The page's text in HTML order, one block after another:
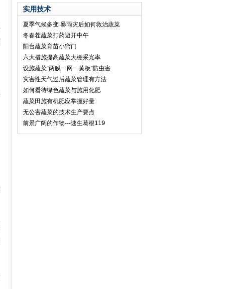
实用技术
夏季气候多变 暴雨灾后如何救治蔬菜
冬春茬蔬菜打药避开中午
阳台蔬菜育苗小窍门
六大措施提高蔬菜大棚采光率
设施蔬菜“两膜一网一黄板”防虫害
灾害性天气过后蔬菜管理有方法
如何看待绿色蔬菜与施用化肥
蔬菜田施有机肥应掌握好量
无公害蔬菜的技术生产要点
前景广阔的作物---速生葛根119